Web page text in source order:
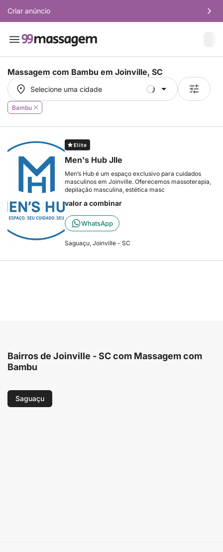
Criar anúncio
Massagem com Bambu em Joinville, SC
Selecione uma cidade
Selecione uma cidade
Bambu
Elite
Men's Hub Jlle
Men’s Hub é um espaço exclusivo para cuidados
masculinos em Joinville. Oferecemos massoterapia,
depilação masculina, estética masc
valor a combinar
WhatsApp
Saguaçu, Joinville - SC
Bairros de Joinville - SC com Massagem com
Bambu
Saguaçu